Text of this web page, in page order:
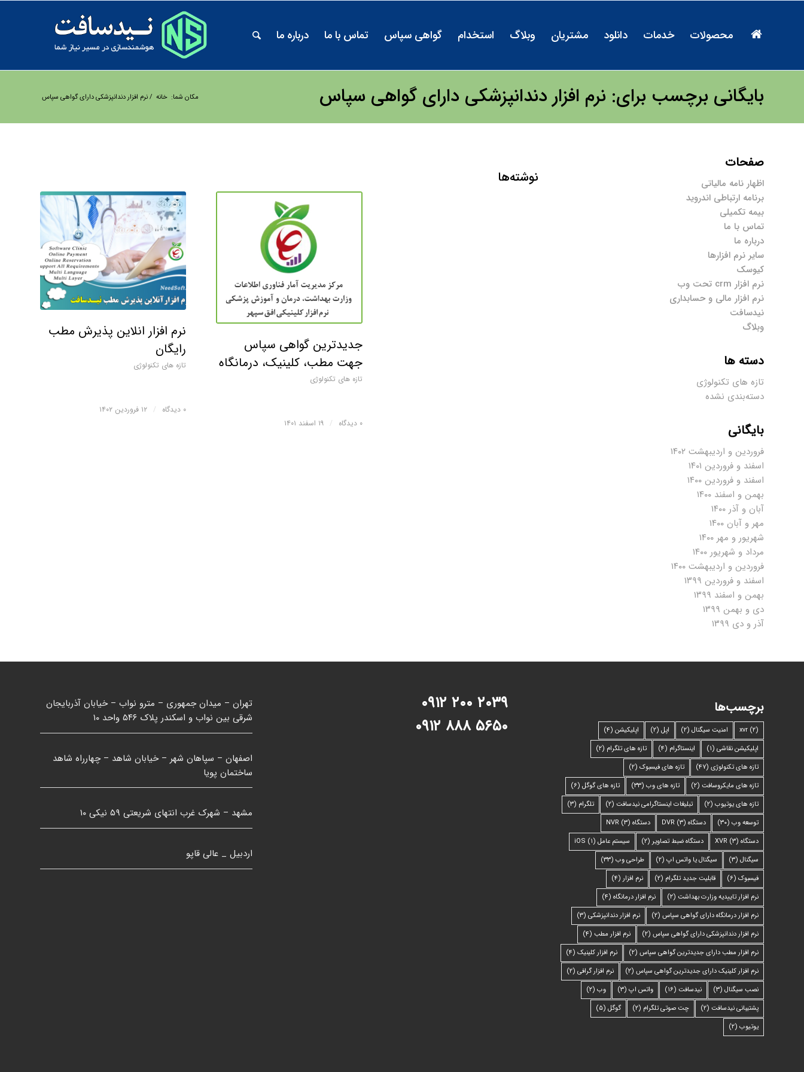
محصولات خدمات دانلود مشتریان وبلاگ استخدام گواهی سپاس تماس با ما درباره ما
بایگانی برچسب برای: نرم افزار دندانپزشکی دارای گواهی سپاس مکان شما: خانه /نرم افزار دندانپزشکی دارای گواهی سپاس
نوشته‌ها
نرم افزار انلاین پذیرش مطب
رایگان
تازه های تکنولوژی
۰ دیدگاه / ۱۲ فروردین ۱۴۰۲
جدیدترین گواهی سپاس
جهت مطب، کلینیک، درمانگاه
تازه های تکنولوژی
۰ دیدگاه / ۱۹ اسفند ۱۴۰۱
صفحات
اظهار نامه مالیاتی
برنامه ارتباطی اندروید
بیمه تکمیلی
تماس با ما
درباره ما
سایر نرم افزارها
کیوسک
نرم افزار crm تحت وب
نرم افزار مالی و حسابداری
نیدسافت
وبلاگ
دسته ها
تازه های تکنولوژی
دسته‌بندی نشده
بایگانی
فروردین و اردیبهشت ۱۴۰۲
اسفند و فروردین ۱۴۰۱
اسفند و فروردین ۱۴۰۰
بهمن و اسفند ۱۴۰۰
آبان و آذر ۱۴۰۰
مهر و آبان ۱۴۰۰
شهریور و مهر ۱۴۰۰
مرداد و شهریور ۱۴۰۰
فروردین و اردیبهشت ۱۴۰۰
اسفند و فروردین ۱۳۹۹
بهمن و اسفند ۱۳۹۹
دی و بهمن ۱۳۹۹
آذر و دی ۱۳۹۹
تهران – میدان جمهوری – مترو نواب – خیابان آذربایجان
شرقی بین نواب و اسکندر پلاک ۵۴۶ واحد ۱۰
اصفهان – سپاهان شهر – خیابان شاهد – چهارراه شاهد
ساختمان پویا
مشهد – شهرک غرب انتهای شریعتی ۵۹ نیکی ۱۰
اردبیل _ عالی قاپو
۲۰۳۹ ۲۰۰ ۰۹۱۲
۵۶۵۰ ۸۸۸ ۰۹۱۲
برچسب‌ها
xvr(۲) امنیت سیگنال (۲) اپل (۲) اپلیکیشن (۴)
اپلیکیشن نقاشی (۱) اینستاگرام (۴) تازه های تلگرام (۲)
تازه های تکنولوژی (۴۷) تازه های فیسبوک (۲)
تازه های مایکروسافت (۲) تازه های وب (۳۳) تازه های گوگل (۶)
تازه های یوتیوب (۲) تبلیغات اینستاگرامی نیدسافت (۲) تلگرام (۳)
توسعه وب (۳۰) دستگاه DVR (۳) دستگاه NVR (۳)
دستگاه XVR (۳) دستگاه ضبط تصاویر (۲) سیستم عامل iOS (۱)
سیگنال (۳) سیگنال یا واتس اپ (۲) طراحی وب (۳۳)
فیسبوک (۶) قابلیت جدید تلگرام (۲) نرم افزار (۴)
نرم افزار تاییدیه وزارت بهداشت (۲) نرم افزار درمانگاه (۴)
نرم افزار درمانگاه دارای گواهی سپاس (۲) نرم افزار دندانپزشکی (۳)
نرم افزار دندانپزشکی دارای گواهی سپاس (۲) نرم افزار مطب (۴)
نرم افزار مطب دارای جدیدترین گواهی سپاس (۲) نرم افزار کلینیک (۴)
نرم افزار کلینیک دارای جدیدترین گواهی سپاس (۲) نرم افزار گرافی (۲)
نصب سیگنال (۳) نیدسافت (۱۶) واتس اپ (۳) وب (۲)
پشتیبانی نیدسافت (۲) چت صوتی تلگرام (۲) گوگل (۵)
یوتیوب (۲)